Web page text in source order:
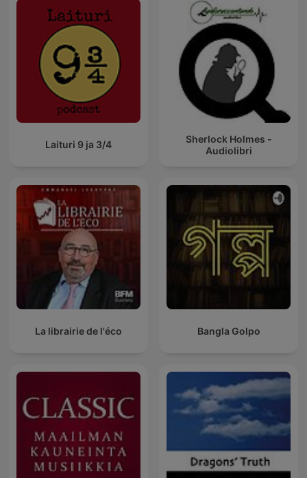
Laituri 9 ja 3/4
Sherlock Holmes -
Audiolibri
La librairie de l'éco Bangla Golpo